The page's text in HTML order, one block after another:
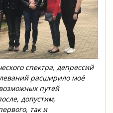
спектра, депрессий
расширило моё
путей
допустим,
так и